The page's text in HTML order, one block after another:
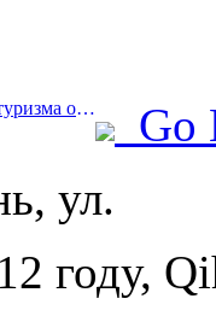
Prev:Министерство культуры и туризма официально объявило о проведении мероприятий, приуроченных к «19 мая — Дню туризма в Китае», и планирует выделить населению субсидии на сумму свыше 1 миллиарда юаней.
Go
ул.
году,